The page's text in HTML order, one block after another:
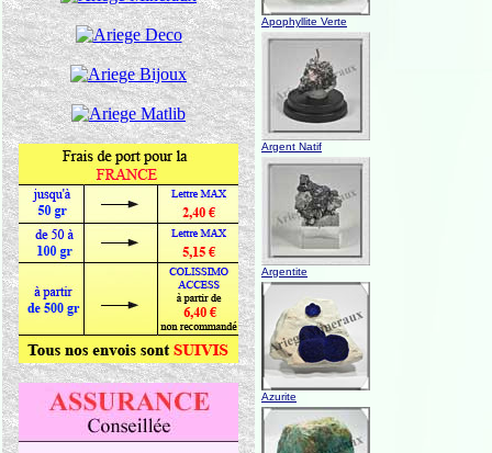
Apophyllite Verte
Argent Natif
Argentite
Azurite